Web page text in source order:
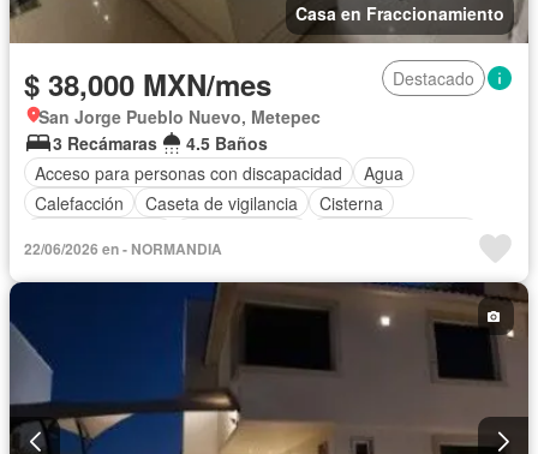
Casa en Fraccionamiento
$ 38,000 MXN/mes
Destacado
San Jorge Pueblo Nuevo, Metepec
3 Recámaras
4.5 Baños
Acceso para personas con discapacidad
Agua
Calefacción
Caseta de vigilancia
Cisterna
Cuarto de servicio
Electricidad
Recámara con closet
Sala polivalente
Permite mascotas
Permite niños
Completamente amueblado
22/06/2026 en - NORMANDIA